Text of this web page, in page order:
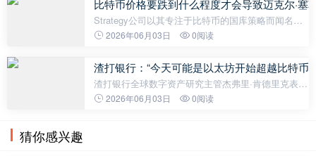
比特币价格要跌到什么程度才会导致迈克尔·塞
Strategy公司以其专注于比特币的国库策略而闻名，
但其资产负债表状况一直是投资者争论的焦点。尽管
论人士指出，其比特币资产仍然
2026年06月03日 0阅读
渣打银行：“今天可能是以太坊开始超越比特币
渣打银行全球数字资产研究主管杰弗里·肯德里克表
示，Strategy 最近抛售比特币可能预示着以太坊对比
2026年06月03日 0阅读
猜你感兴趣